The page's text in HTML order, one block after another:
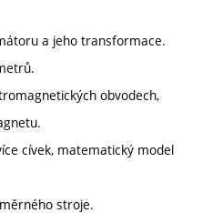
a jeho transformace.
obvodech,
cívek, matematický model
stroje.